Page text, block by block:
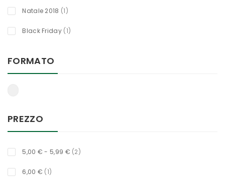
Natale 2018 1titolo
Black Friday 1titolo
FORMATO
PREZZO
5,00 € - 5,99 € 2oggetti
6,00 € 1titolo